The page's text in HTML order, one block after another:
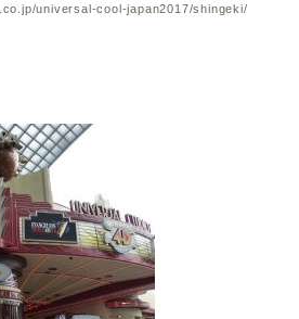
universal-cool-japan2017/shingeki/